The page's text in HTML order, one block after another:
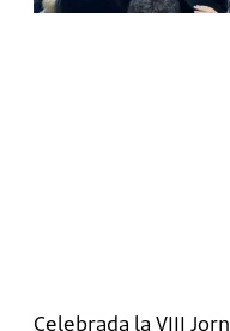
Celebrada la VIII